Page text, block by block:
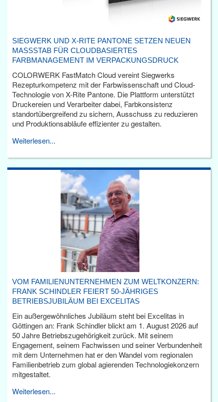
SIEGWERK UND X-RITE PANTONE SETZEN NEUEN
MASSSTAB FÜR CLOUDBASIERTES F
ARBMANAGEMENT IM VERPACKUNGSDRUCK
COLORWERK FastMatch Cloud vereint Siegwerks
Rezepturkompetenz mit der Farbwissenschaft und Cloud-
Technologie von X-Rite Pantone. Die Plattform unterstützt
Druckereien und Verarbeiter dabei, Farbkonsistenz
standortübergreifend zu sichern, Ausschuss zu reduzieren
und Produktionsabläufe effizienter zu gestalten.
Weiterlesen...
VOM FAMILIENUNTERNEHMEN ZUM WELTKONZERN:
FRANK SCHINDLER FEIERT 50-JÄHRIGES
BETRIEBSJUBILÄUM BEI EXCELITAS
Ein außergewöhnliches Jubiläum steht bei Excelitas in
Göttingen an: Frank Schindler blickt am 1. August 2026 auf
50 Jahre Betriebszugehörigkeit zurück. Mit seinem
Engagement, seinem Fachwissen und seiner Verbundenheit
mit dem Unternehmen hat er den Wandel vom regionalen
Familienbetrieb zum global agierenden Technologiekonzern
mitgestaltet.
Weiterlesen...